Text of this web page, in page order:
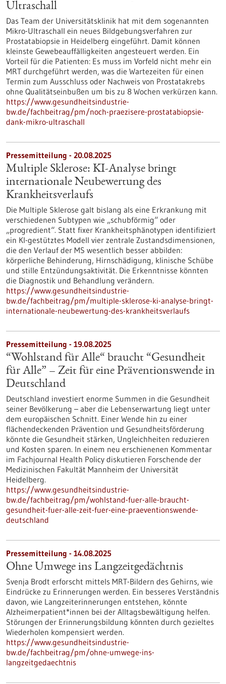
Ultraschall
Das Team der Universitätsklinik hat mit dem sogenannten
Mikro-Ultraschall ein neues Bildgebungsverfahren zur
Prostatabiopsie in Heidelberg eingeführt. Damit können
kleinste Gewebeauffälligkeiten angesteuert werden. Ein
Vorteil für die Patienten: Es muss im Vorfeld nicht mehr ein
MRT durchgeführt werden, was die Wartezeiten für einen
Termin zum Ausschluss oder Nachweis von Prostatakrebs
ohne Qualitätseinbußen um bis zu 8 Wochen verkürzen kann.
https://www.gesundheitsindustrie-
bw.de/fachbeitrag/pm/noch-praezisere-prostatabiopsie-
dank-mikro-ultraschall
Pressemitteilung - 20.08.2025
Multiple Sklerose: KI-Analyse bringt
internationale Neubewertung des
Krankheitsverlaufs
Die Multiple Sklerose galt bislang als eine Erkrankung mit
verschiedenen Subtypen wie „schubförmig“ oder
„progredient“. Statt fixer Krankheitsphänotypen identifiziert
ein KI-gestütztes Modell vier zentrale Zustandsdimensionen,
die den Verlauf der MS wesentlich besser abbilden:
körperliche Behinderung, Hirnschädigung, klinische Schübe
und stille Entzündungsaktivität. Die Erkenntnisse könnten
die Diagnostik und Behandlung verändern.
https://www.gesundheitsindustrie-
bw.de/fachbeitrag/pm/multiple-sklerose-ki-analyse-bringt-
internationale-neubewertung-des-krankheitsverlaufs
Pressemitteilung - 19.08.2025
“Wohlstand für Alle“ braucht “Gesundheit
für Alle” – Zeit für eine Präventionswende in
Deutschland
Deutschland investiert enorme Summen in die Gesundheit
seiner Bevölkerung – aber die Lebenserwartung liegt unter
dem europäischen Schnitt. Einer Wende hin zu einer
flächendeckenden Prävention und Gesundheitsförderung
könnte die Gesundheit stärken, Ungleichheiten reduzieren
und Kosten sparen. In einem neu erschienenen Kommentar
im Fachjournal Health Policy diskutieren Forschende der
Medizinischen Fakultät Mannheim der Universität
Heidelberg.
https://www.gesundheitsindustrie-
bw.de/fachbeitrag/pm/wohlstand-fuer-alle-braucht-
gesundheit-fuer-alle-zeit-fuer-eine-praeventionswende-
deutschland
Pressemitteilung - 14.08.2025
Ohne Umwege ins Langzeitgedächtnis
Svenja Brodt erforscht mittels MRT-Bildern des Gehirns, wie
Eindrücke zu Erinnerungen werden. Ein besseres Verständnis
davon, wie Langzeiterinnerungen entstehen, könnte
Alzheimerpatient*innen bei der Alltagsbewältigung helfen.
Störungen der Erinnerungsbildung könnten durch gezieltes
Wiederholen kompensiert werden.
https://www.gesundheitsindustrie-
bw.de/fachbeitrag/pm/ohne-umwege-ins-
langzeitgedaechtnis